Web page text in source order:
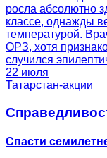
росла абсолютно
классе, однажды
температурой.
ОРЗ, хотя
случился
22 июля
Татарстан-акции
Спасти